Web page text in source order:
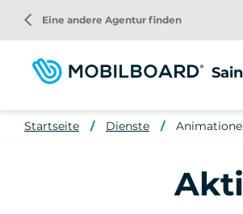
zum
Inhalt
arrow_back_ios Eine andere Agentur finden
Startseite Dienste